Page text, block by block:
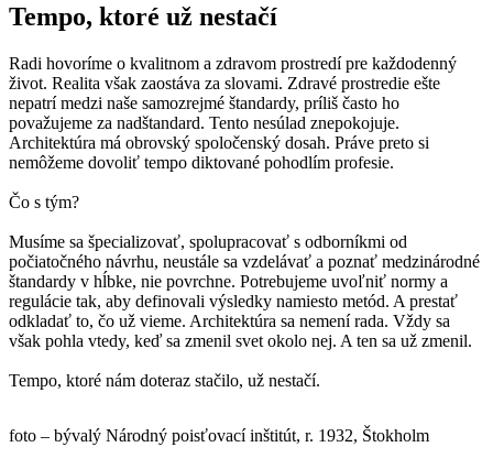
Tempo, ktoré už nestačí
Radi hovoríme o kvalitnom a zdravom prostredí pre každodenný
život. Realita však zaostáva za slovami. Zdravé prostredie ešte
nepatrí medzi naše samozrejmé štandardy, príliš často ho
považujeme za nadštandard. Tento nesúlad znepokojuje.
Architektúra má obrovský spoločenský dosah. Práve preto si
nemôžeme dovoliť tempo diktované pohodlím profesie.
Čo s tým?
Musíme sa špecializovať, spolupracovať s odborníkmi od
počiatočného návrhu, neustále sa vzdelávať a poznať medzinárodné
štandardy v hĺbke, nie povrchne. Potrebujeme uvoľniť normy a
regulácie tak, aby definovali výsledky namiesto metód. A prestať
odkladať to, čo už vieme. Architektúra sa nemení rada. Vždy sa
však pohla vtedy, keď sa zmenil svet okolo nej. A ten sa už zmenil.
Tempo, ktoré nám doteraz stačilo, už nestačí.
foto – bývalý Národný poisťovací inštitút, r. 1932, Štokholm